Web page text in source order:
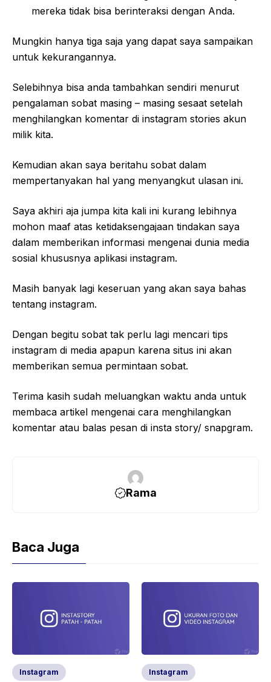
mereka tidak bisa berinteraksi dengan Anda.
Mungkin hanya tiga saja yang dapat saya sampaikan
untuk kekurangannya.
Selebihnya bisa anda tambahkan sendiri menurut
pengalaman sobat masing – masing sesaat setelah
menghilangkan komentar di instagram stories akun
milik kita.
Kemudian akan saya beritahu sobat dalam
mempertanyakan hal yang menyangkut ulasan ini.
Saya akhiri aja jumpa kita kali ini kurang lebihnya
mohon maaf atas ketidaksengajaan tindakan saya
dalam memberikan informasi mengenai dunia media
sosial khususnya aplikasi instagram.
Masih banyak lagi keseruan yang akan saya bahas
tentang instagram.
Dengan begitu sobat tak perlu lagi mencari tips
instagram di media apapun karena situs ini akan
memberikan semua permintaan sobat.
Terima kasih sudah meluangkan waktu anda untuk
membaca artikel mengenai cara menghilangkan
komentar atau balas pesan di insta story/ snapgram.
Rama
Baca Juga
Instagram Instagram